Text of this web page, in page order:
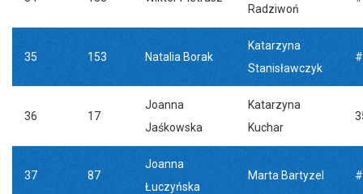
Radziwoń
35 153 Natalia Borak
Katarzyna
Stanisławczyk
36 17
Joanna
Jaśkowska
Katarzyna
Kuchar
37 87
Joanna
Łuczyńska
Marta Bartyzel